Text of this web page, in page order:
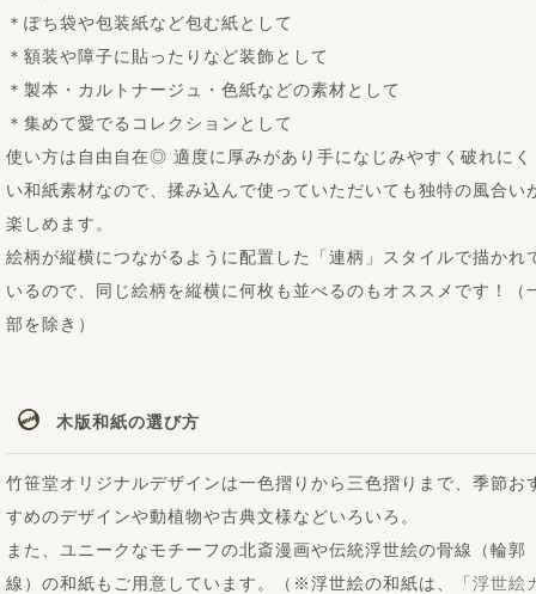
＊ぽち袋や包装紙など包む紙として
＊額装や障子に貼ったりなど装飾として
＊製本・カルトナージュ・色紙などの素材として
＊集めて愛でるコレクションとして
使い方は自由自在◎ 適度に厚みがあり手になじみやすく破れにく
い和紙素材なので、揉み込んで使っていただいても独特の風合い
楽しめます。
絵柄が縦横につながるように配置した「連柄」スタイルで描かれ
いるので、同じ絵柄を縦横に何枚も並べるのもオススメです！（
部を除き）
木版和紙の選び方
竹笹堂オリジナルデザインは一色摺りから三色摺りまで、季節お
すめのデザインや動植物や古典文様などいろいろ。
また、ユニークなモチーフの北斎漫画や伝統浮世絵の骨線（輪郭
線）の和紙もご用意しています。（※浮世絵の和紙は、「 浮世絵